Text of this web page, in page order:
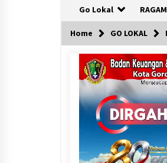
Go Lokal RAGAM
Home GO LOKAL